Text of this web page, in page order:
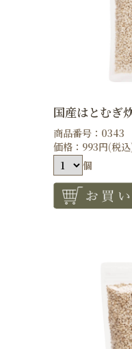
国産はとむぎ
商品番号：0343
価格：993円(税
個